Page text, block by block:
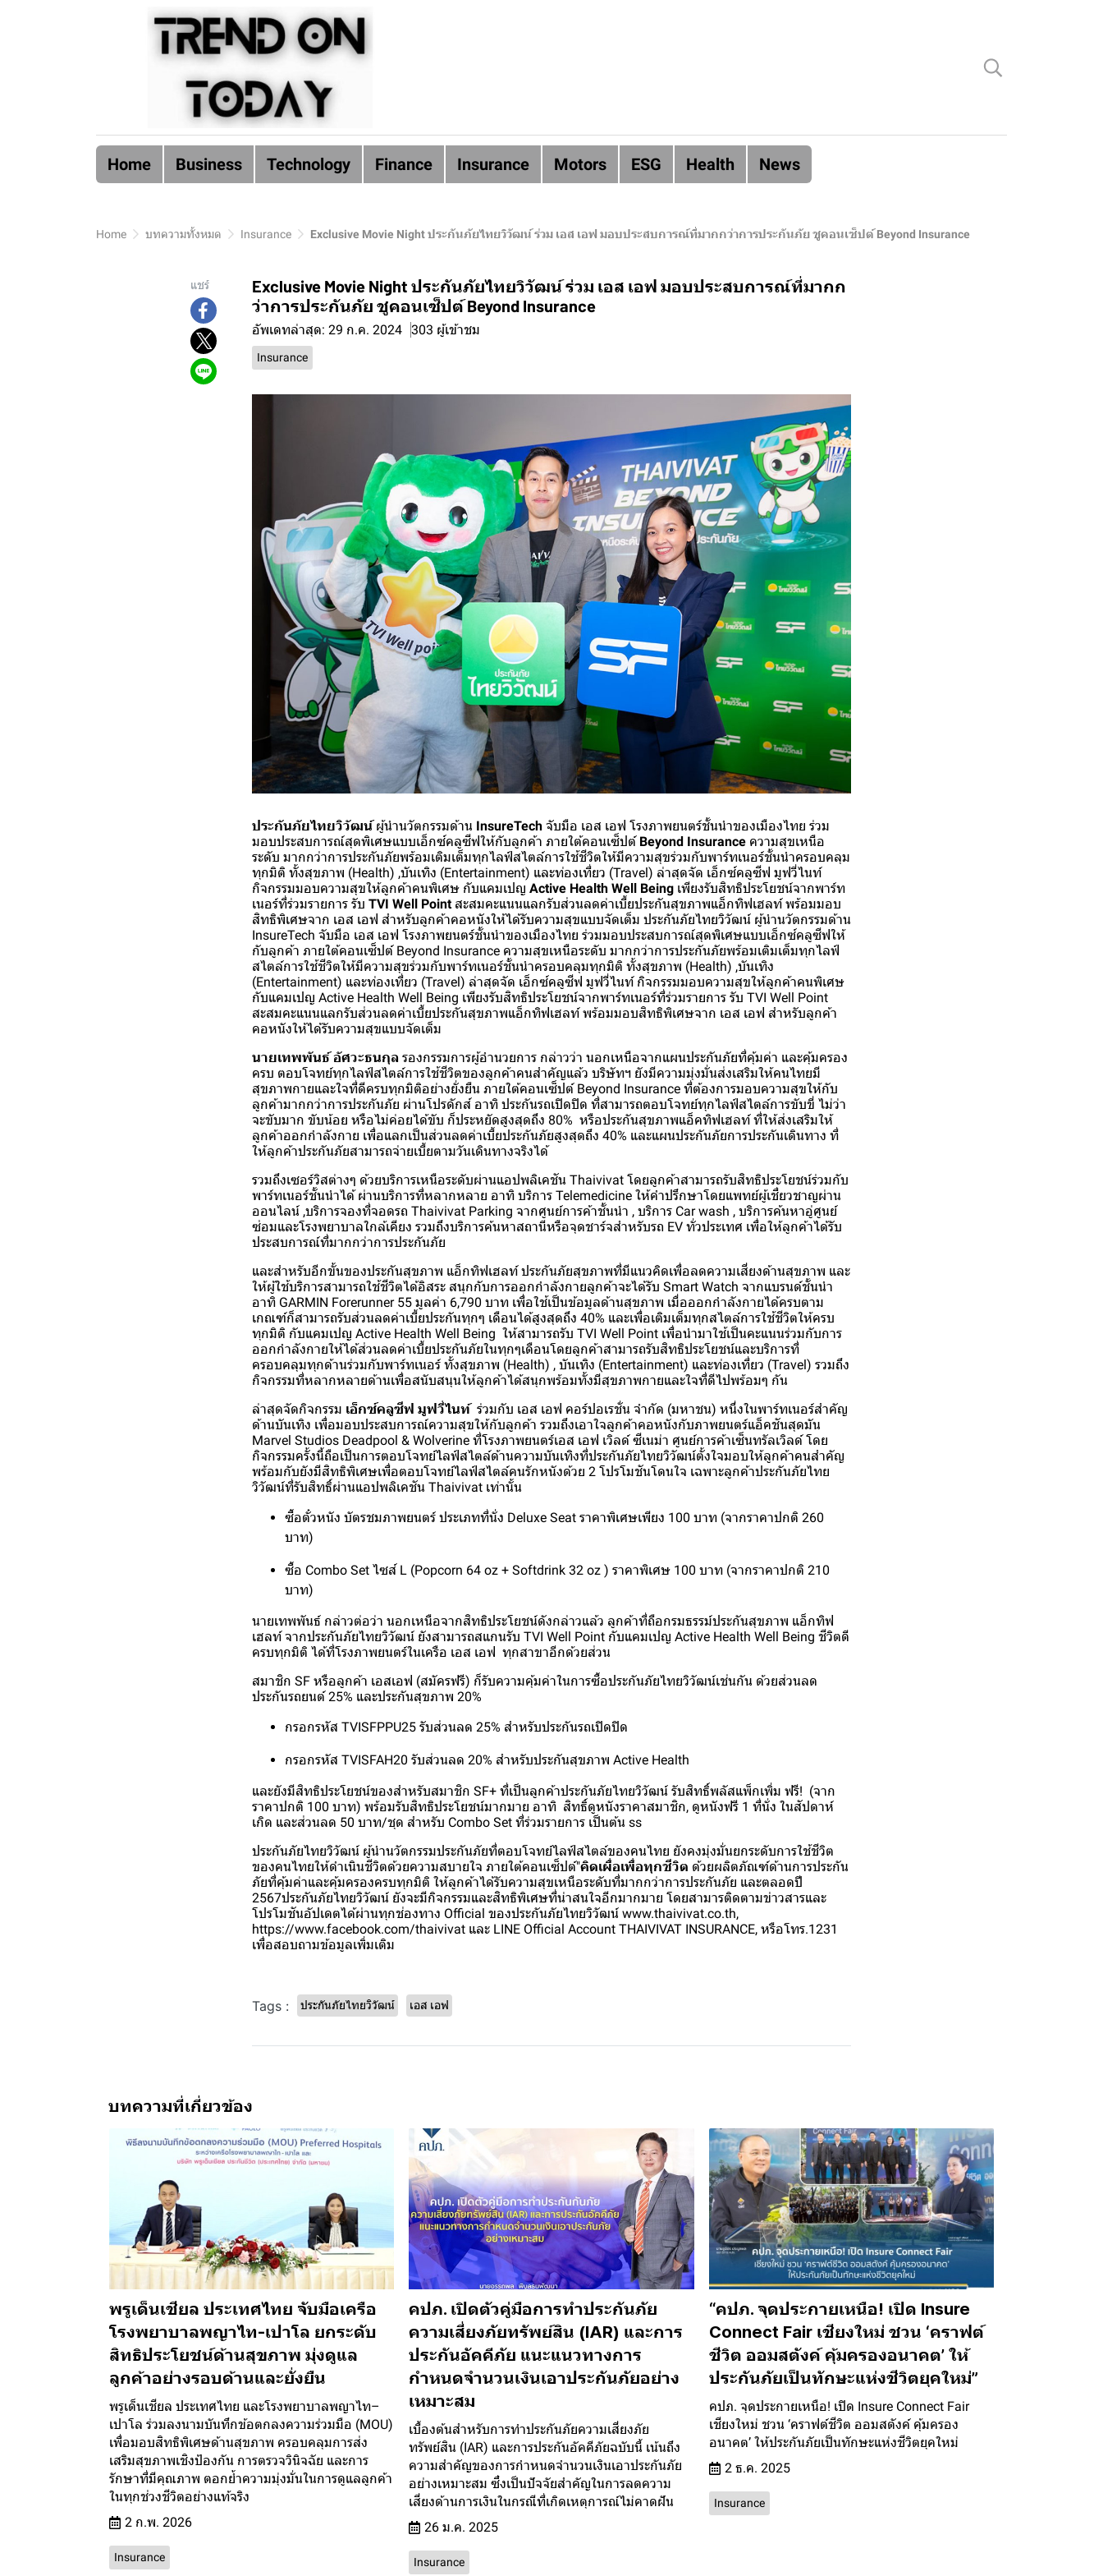
Home Business Technology Finance Insurance Motors ESG Health News
Home บทความทั้งหมด Insurance Exclusive Movie Night ประกันภัยไทยวิวัฒน์ ร่วม เอส เอฟ มอบประสบการณ์ที่มากกว่าการประกันภัย ชูคอนเซ็ปต์ Beyond Insurance
แชร์
Exclusive Movie Night ประกันภัยไทยวิวัฒน์ ร่วม เอส เอฟ มอบประสบการณ์ที่มากก
ว่าการประกันภัย ชูคอนเซ็ปต์ Beyond Insurance
อัพเดทล่าสุด: 29 ก.ค. 2024 303 ผู้เข้าชม
Insurance
ประกันภัยไทยวิวัฒน์ผู้นำนวัตกรรมด้าน InsureTech จับมือ เอส เอฟ โรงภาพยนตร์ชั้นนำของเมืองไทย ร่วม
มอบประสบการณ์สุดพิเศษแบบเอ็กซ์คลูซีฟให้กับลูกค้า ภายใต้คอนเซ็ปต์ Beyond Insurance ความสุขเหนือ
ระดับ มากกว่าการประกันภัยพร้อมเติมเต็มทุกไลฟ์สไตล์การใช้ชีวิตให้มีความสุขร่วมกับพาร์ทเนอร์ชั้นนำครอบคลุม
ทุกมิติ ทั้งสุขภาพ (Health) ,บันเทิง (Entertainment) และท่องเที่ยว (Travel) ล่าสุดจัด เอ็กซ์คลูซีฟ มูฟวี่ไนท์
กิจกรรมมอบความสุขให้ลูกค้าคนพิเศษ กับแคมเปญ Active Health Well Being เพียงรับสิทธิประโยชน์จากพาร์ท
เนอร์ที่ร่วมรายการ รับ TVI Well Pointสะสมคะแนนแลกรับส่วนลดค่าเบี้ยประกันสุขภาพแอ็กทิฟเฮลท์ พร้อมมอบ
สิทธิพิเศษจาก เอส เอฟ สำหรับลูกค้าคอหนังให้ได้รับความสุขแบบจัดเต็ม ประกันภัยไทยวิวัฒน์ ผู้นำนวัตกรรมด้าน
InsureTech จับมือ เอส เอฟ โรงภาพยนตร์ชั้นนำของเมืองไทย ร่วมมอบประสบการณ์สุดพิเศษแบบเอ็กซ์คลูซีฟให้
กับลูกค้า ภายใต้คอนเซ็ปต์ Beyond Insurance ความสุขเหนือระดับ มากกว่าการประกันภัยพร้อมเติมเต็มทุกไลฟ์
สไตล์การใช้ชีวิตให้มีความสุขร่วมกับพาร์ทเนอร์ชั้นนำครอบคลุมทุกมิติ ทั้งสุขภาพ (Health) ,บันเทิง
(Entertainment) และท่องเที่ยว (Travel) ล่าสุดจัด เอ็กซ์คลูซีฟ มูฟวี่ไนท์ กิจกรรมมอบความสุขให้ลูกค้าคนพิเศษ
กับแคมเปญ Active Health Well Being เพียงรับสิทธิประโยชน์จากพาร์ทเนอร์ที่ร่วมรายการ รับ TVI Well Point
สะสมคะแนนแลกรับส่วนลดค่าเบี้ยประกันสุขภาพแอ็กทิฟเฮลท์ พร้อมมอบสิทธิพิเศษจาก เอส เอฟ สำหรับลูกค้า
คอหนังให้ได้รับความสุขแบบจัดเต็ม
นายเทพพันธ์ อัศวะธนกุล รองกรรมการผู้อำนวยการ กล่าวว่า นอกเหนือจากแผนประกันภัยที่คุ้มค่า และคุ้มครอง
ครบ ตอบโจทย์ทุกไลฟ์สไตล์การใช้ชีวิตของลูกค้าคนสำคัญแล้ว บริษัทฯ ยังมีความมุ่งมั่นส่งเสริมให้คนไทยมี
สุขภาพกายและใจที่ดีครบทุกมิติอย่างยั่งยืน ภายใต้คอนเซ็ปต์ Beyond Insurance ที่ต้องการมอบความสุขให้กับ
ลูกค้ามากกว่าการประกันภัย ผ่านโปรดักส์ อาทิ ประกันรถเปิดปิด ที่สามารถตอบโจทย์ทุกไลฟ์สไตล์การขับขี่ ไม่ว่า
จะขับมาก ขับน้อย หรือไม่ค่อยได้ขับ ก็ประหยัดสูงสุดถึง 80% หรือประกันสุขภาพแอ็คทิฟเฮลท์ ที่ให้ส่งเสริมให้
ลูกค้าออกกำลังกาย เพื่อแลกเป็นส่วนลดค่าเบี้ยประกันภัยสูงสุดถึง 40% และแผนประกันภัยการประกันเดินทาง ที่
ให้ลูกค้าประกันภัยสามารถจ่ายเบี้ยตามวันเดินทางจริงได้
รวมถึงเซอร์วิสต่างๆ ด้วยบริการเหนือระดับผ่านแอปพลิเคชัน Thaivivat โดยลูกค้าสามารถรับสิทธิประโยชน์ร่วมกับ
พาร์ทเนอร์ชั้นนำได้ ผ่านบริการที่หลากหลาย อาทิ บริการ Telemedicine ให้คำปรึกษาโดยแพทย์ผู้เชี่ยวชาญผ่าน
ออนไลน์ ,บริการจองที่จอดรถ Thaivivat Parking จากศูนย์การค้าชั้นนำ , บริการ Car wash , บริการค้นหาอู่ศูนย์
ซ่อมและโรงพยาบาลใกล้เคียง รวมถึงบริการค้นหาสถานีหรือจุดชาร์จสำหรับรถ EV ทั่วประเทศ เพื่อให้ลูกค้าได้รับ
ประสบการณ์ที่มากกว่าการประกันภัย
และสำหรับอีกขั้นของประกันสุขภาพ แอ็กทิฟเฮลท์ ประกันภัยสุขภาพที่มีแนวคิดเพื่อลดความเสี่ยงด้านสุขภาพ และ
ให้ผู้ใช้บริการสามารถใช้ชีวิตได้อิสระ สนุกกับการออกกำลังกายลูกค้าจะได้รับ Smart Watch จากแบรนด์ชั้นนำ
อาทิ GARMIN Forerunner 55 มูลค่า 6,790 บาท เพื่อใช้เป็นข้อมูลด้านสุขภาพ เมื่อออกกำลังกายได้ครบตาม
เกณฑ์ก็สามารถรับส่วนลดค่าเบี้ยประกันทุกๆ เดือนได้สูงสุดถึง 40% และเพื่อเติมเต็มทุกสไตล์การใช้ชีวิตให้ครบ
ทุกมิติ กับแคมเปญ Active Health Well Being ให้สามารถรับ TVI Well Point เพื่อนำมาใช้เป็นคะแนนร่วมกับการ
ออกกำลังกายให้ได้ส่วนลดค่าเบี้ยประกันภัยในทุกๆเดือนโดยลูกค้าสามารถรับสิทธิประโยชน์และบริการที่
ครอบคลุมทุกด้านร่วมกับพาร์ทเนอร์ ทั้งสุขภาพ (Health) , บันเทิง (Entertainment) และท่องเที่ยว (Travel) รวมถึง
กิจกรรมที่หลากหลายด้านเพื่อสนับสนุนให้ลูกค้าได้สนุกพร้อมทั้งมีสุขภาพกายและใจที่ดีไปพร้อมๆ กัน
ล่าสุดจัดกิจกรรม เอ็กซ์คลูซีฟ มูฟวี่ไนท์ ร่วมกับ เอส เอฟ คอร์ปอเรชั่น จำกัด (มหาชน) หนึ่งในพาร์ทเนอร์สำคัญ
ด้านบันเทิง เพื่อมอบประสบการณ์ความสุขให้กับลูกค้า รวมถึงเอาใจลูกค้าคอหนังกับภาพยนตร์แอ็คชันสุดมัน
Marvel Studios Deadpool & Wolverine ที่โรงภาพยนตร์เอส เอฟ เวิลด์ ซีเนม่า ศูนย์การค้าเซ็นทรัลเวิลด์ โดย
กิจกรรมครั้งนี้ถือเป็นการตอบโจทย์ไลฟ์สไตล์ด้านความบันเทิงที่ประกันภัยไทยวิวัฒน์ตั้งใจมอบให้ลูกค้าคนสำคัญ
พร้อมกับยังมีสิทธิพิเศษเพื่อตอบโจทย์ไลฟ์สไตล์คนรักหนังด้วย 2 โปรโมชันโดนใจ เฉพาะลูกค้าประกันภัยไทย
วิวัฒน์ที่รับสิทธิ์ผ่านแอปพลิเคชัน Thaivivat เท่านั้น
ซื้อตั๋วหนัง บัตรชมภาพยนตร์ ประเภทที่นั่ง Deluxe Seat ราคาพิเศษเพียง 100 บาท (จากราคาปกติ 260
บาท)
ซื้อ Combo Set ไซส์ L (Popcorn 64 oz + Softdrink 32 oz ) ราคาพิเศษ 100 บาท (จากราคาปกติ 210
บาท)
นายเทพพันธ์ กล่าวต่อว่า นอกเหนือจากสิทธิประโยชน์ดังกล่าวแล้ว ลูกค้าที่ถือกรมธรรม์ประกันสุขภาพ แอ็กทิฟ
เฮลท์ จากประกันภัยไทยวิวัฒน์ ยังสามารถสแกนรับ TVI Well Point กับแคมเปญ Active Health Well Being ชีวิตดี
ครบทุกมิติ ได้ที่โรงภาพยนตร์ในเครือ เอส เอฟ ทุกสาขาอีกด้วยส่วน
สมาชิก SF หรือลูกค้า เอสเอฟ (สมัครฟรี) ก็รับความคุ้มค่าในการซื้อประกันภัยไทยวิวัฒน์เช่นกัน ด้วยส่วนลด
ประกันรถยนต์ 25% และประกันสุขภาพ 20%
กรอกรหัส TVISFPPU25 รับส่วนลด 25% สำหรับประกันรถเปิดปิด
กรอกรหัส TVISFAH20 รับส่วนลด 20% สำหรับประกันสุขภาพ Active Health
และยังมีสิทธิประโยชน์ของสำหรับสมาชิก SF+ ที่เป็นลูกค้าประกันภัยไทยวิวัฒน์ รับสิทธิ์พลัสแพ็กเพิ่ม ฟรี! (จาก
ราคาปกติ 100 บาท) พร้อมรับสิทธิประโยชน์มากมาย อาทิ สิทธิ์ดูหนังราคาสมาชิก, ดูหนังฟรี 1 ที่นั่ง ในสัปดาห์
เกิด และส่วนลด 50 บาท/ชุด สำหรับ Combo Set ที่ร่วมรายการ เป็นต้น ss
ประกันภัยไทยวิวัฒน์ ผู้นำนวัตกรรมประกันภัยที่ตอบโจทย์ไลฟ์สไตล์ของคนไทย ยังคงมุ่งมั่นยกระดับการใช้ชีวิต
ของคนไทยให้ดำเนินชีวิตด้วยความสบายใจ ภายใต้คอนเซ็ปต์"คิดเผื่อเพื่อทุกชีวิต ด้วยผลิตภัณฑ์ด้านการประกัน
ภัยที่คุ้มค่าและคุ้มครองครบทุกมิติ ให้ลูกค้าได้รับความสุขเหนือระดับที่มากกว่าการประกันภัย และตลอดปี
2567ประกันภัยไทยวิวัฒน์ ยังจะมีกิจกรรมและสิทธิพิเศษที่น่าสนใจอีกมากมาย โดยสามารติดตามข่าวสารและ
โปรโมชันอัปเดตได้ผ่านทุกช่องทาง Official ของประกันภัยไทยวิวัฒน์ www.thaivivat.co.th,
https://www.facebook.com/thaivivat และ LINE Official Account THAIVIVAT INSURANCE, หรือโทร.1231
เพื่อสอบถามข้อมูลเพิ่มเติม
Tags : ประกันภัยไทยวิวัฒน์ เอส เอฟ
บทความที่เกี่ยวข้อง
พรูเด็นเชียล ประเทศไทย จับมือเครือ
โรงพยาบาลพญาไท-เปาโล ยกระดับ
สิทธิประโยชน์ด้านสุขภาพ มุ่งดูแล
ลูกค้าอย่างรอบด้านและยั่งยืน
พรูเด็นเชียล ประเทศไทย และโรงพยาบาลพญาไท–
เปาโล ร่วมลงนามบันทึกข้อตกลงความร่วมมือ (MOU)
เพื่อมอบสิทธิพิเศษด้านสุขภาพ ครอบคลุมการส่ง
เสริมสุขภาพเชิงป้องกัน การตรวจวินิจฉัย และการ
รักษาที่มีคุณภาพ ตอกย้ำความมุ่งมั่นในการดูแลลูกค้า
ในทุกช่วงชีวิตอย่างแท้จริง
2 ก.พ. 2026
Insurance
คปภ. เปิดตัวคู่มือการทำประกันภัย
ความเสี่ยงภัยทรัพย์สิน (IAR) และการ
ประกันอัคคีภัย แนะแนวทางการ
กำหนดจำนวนเงินเอาประกันภัยอย่าง
เหมาะสม
เบื้องต้นสำหรับการทำประกันภัยความเสี่ยงภัย
ทรัพย์สิน (IAR) และการประกันอัคคีภัยฉบับนี้ เน้นถึง
ความสำคัญของการกำหนดจำนวนเงินเอาประกันภัย
อย่างเหมาะสม ซึ่งเป็นปัจจัยสำคัญในการลดความ
เสี่ยงด้านการเงินในกรณีที่เกิดเหตุการณ์ไม่คาดฝัน
26 ม.ค. 2025
Insurance
“คปภ. จุดประกายเหนือ! เปิด Insure
Connect Fair เชียงใหม่ ชวน ‘คราฟต์
ชีวิต ออมสตังค์ คุ้มครองอนาคต’ ให้
ประกันภัยเป็นทักษะแห่งชีวิตยุคใหม่”
คปภ. จุดประกายเหนือ! เปิด Insure Connect Fair
เชียงใหม่ ชวน ‘คราฟต์ชีวิต ออมสตังค์ คุ้มครอง
อนาคต’ ให้ประกันภัยเป็นทักษะแห่งชีวิตยุคใหม่
2 ธ.ค. 2025
Insurance